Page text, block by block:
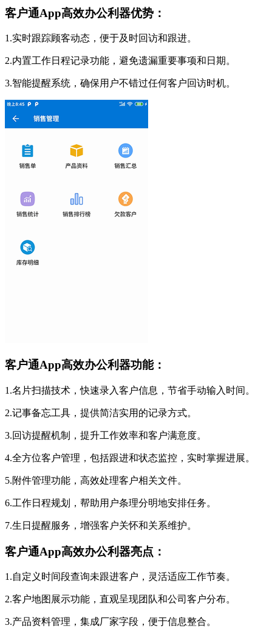
客户通App高效办公利器优势：
1.实时跟踪顾客动态，便于及时回访和跟进。
2.内置工作日程记录功能，避免遗漏重要事项和日期。
3.智能提醒系统，确保用户不错过任何客户回访时机。
客户通App高效办公利器功能：
1.名片扫描技术，快速录入客户信息，节省手动输入时间。
2.记事备忘工具，提供简洁实用的记录方式。
3.回访提醒机制，提升工作效率和客户满意度。
4.全方位客户管理，包括跟进和状态监控，实时掌握进展。
5.附件管理功能，高效处理客户相关文件。
6.工作日程规划，帮助用户条理分明地安排任务。
7.生日提醒服务，增强客户关怀和关系维护。
客户通App高效办公利器亮点：
1.自定义时间段查询未跟进客户，灵活适应工作节奏。
2.客户地图展示功能，直观呈现团队和公司客户分布。
3.产品资料管理，集成厂家字段，便于信息整合。